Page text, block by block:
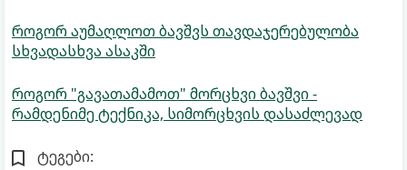
როგორ აუმაღლოთ ბავშვს თავდაჯერებულობა
სხვადასხვა ასაკში
როგორ "გავათამამოთ" მორცხვი ბავშვი -
რამდენიმე ტექნიკა, სიმორცხვის დასაძლევად
ტეგები: